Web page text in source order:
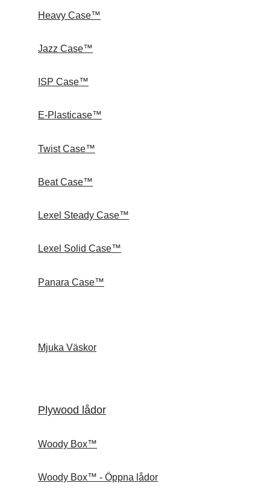
Heavy Case™
Jazz Case™
ISP Case™
E-Plasticase™
Twist Case™
Beat Case™
Lexel Steady Case™
Lexel Solid Case™
Panara Case™
Mjuka Väskor
Plywood lådor
Woody Box™
Woody Box™ - Öppna lådor